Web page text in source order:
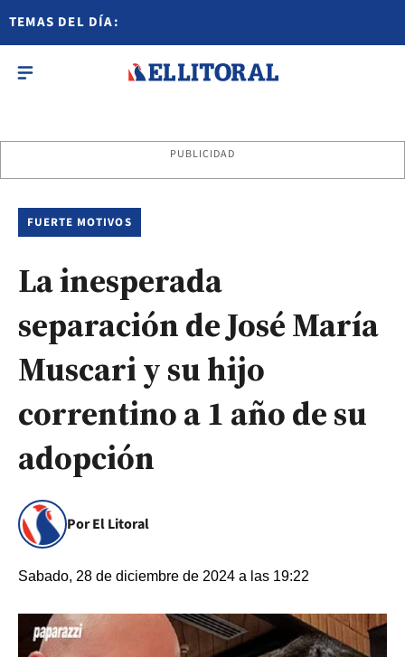
TEMAS DEL DÍA:
PUBLICIDAD
FUERTE MOTIVOS
La inesperada
separación de José María
Muscari y su hijo
correntino a 1 año de su
adopción
Por El Litoral
Sabado, 28 de diciembre de 2024 a las 19:22